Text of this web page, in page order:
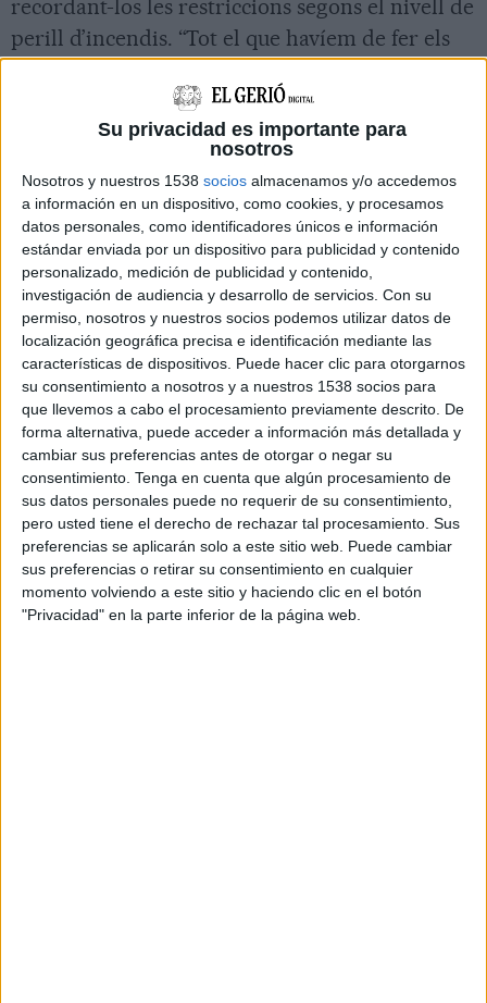
Su privacidad es importante para
nosotros
Nosotros y nuestros 1538 socios almacenamos y/o accedemos
a información en un dispositivo, como cookies, y procesamos
datos personales, como identificadores únicos e información
estándar enviada por un dispositivo para publicidad y contenido
personalizado, medición de publicidad y contenido,
investigación de audiencia y desarrollo de servicios. Con su
permiso, nosotros y nuestros socios podemos utilizar datos de
localización geográfica precisa e identificación mediante las
características de dispositivos. Puede hacer clic para otorgarnos
su consentimiento a nosotros y a nuestros 1538 socios para
que llevemos a cabo el procesamiento previamente descrito. De
forma alternativa, puede acceder a información más detallada y
cambiar sus preferencias antes de otorgar o negar su
consentimiento. Tenga en cuenta que algún procesamiento de
sus datos personales puede no requerir de su consentimiento,
pero usted tiene el derecho de rechazar tal procesamiento. Sus
preferencias se aplicarán solo a este sitio web. Puede cambiar
sus preferencias o retirar su consentimiento en cualquier
momento volviendo a este sitio y haciendo clic en el botón
"Privacidad" en la parte inferior de la página web.
recordant-los les restriccions segons el nivell de
perill d’incendis. “Tot el que havíem de fer els
Segons Paneque, serà el procés d’investigació
judicial qui determinarà “els diferents nivells de
responsabilitat entre l’empresa i/o el
treballador”.
En la sessió de control al ple del Parlament,
diferents grups parlamentaris han preguntat a
la consellera Paneque i al conseller
d’Agricultura, Ramaderia i Pesca, Òscar Ordeig,
sobre l’origen de l’incendi de les Gavarres
originat per un operari que utilitzava una serra
radial en una carretera.
El diputat de la CUP Dani Cornellà ha acusat el
Govern “d’amagar informació” sobre l’empresa
contractada pel Govern on treballa l’operari.
“Qui va enviar aquest operari en plena onada de
calor? Per què estava fent aquelles feines tot i